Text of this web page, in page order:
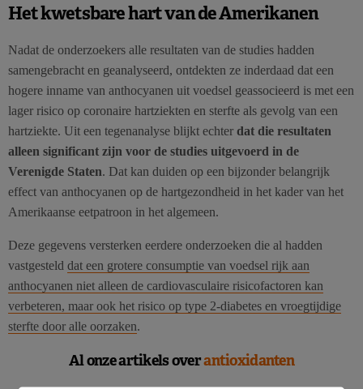
Het kwetsbare hart van de Amerikanen
Nadat de onderzoekers alle resultaten van de studies hadden
samengebracht en geanalyseerd, ontdekten ze inderdaad dat een
hogere inname van anthocyanen uit voedsel geassocieerd is met een
lager risico op coronaire hartziekten en sterfte als gevolg van een
hartziekte. Uit een tegenanalyse blijkt echter dat die resultaten
alleen significant zijn voor de studies uitgevoerd in de
Verenigde Staten. Dat kan duiden op een bijzonder belangrijk
effect van anthocyanen op de hartgezondheid in het kader van het
Amerikaanse eetpatroon in het algemeen.
Deze gegevens versterken eerdere onderzoeken die al hadden
vastgesteld dat een grotere consumptie van voedsel rijk aan
anthocyanen niet alleen de cardiovasculaire risicofactoren kan
verbeteren, maar ook het risico op type 2-diabetes en vroegtijdige
sterfte door alle oorzaken.
Al onze artikels overantioxidanten